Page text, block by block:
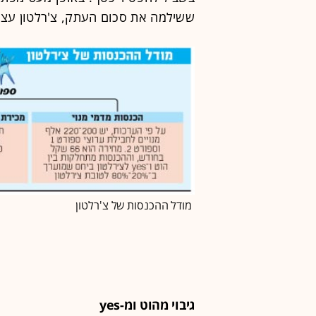
ששילמה את סכום העתק, צ'רלטון
מודל ההכנסות של צ'רלטון
גיבוי מהוט ומ-yes